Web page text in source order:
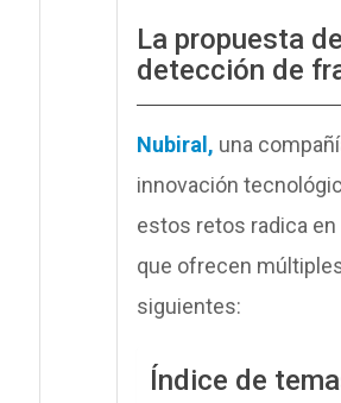
La propuesta
detección de
Nubiral, una
innovación
estos retos radica
que ofrecen
siguientes:
Índice de